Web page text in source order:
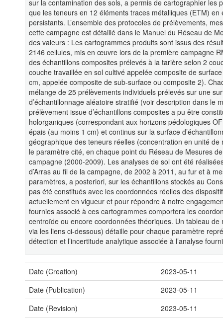
sur la contamination des sols, a permis de cartographier
que les teneurs en 12 éléments traces métalliques (ETM)
persistants. L’ensemble des protocoles de prélèvements,
cette campagne est détaillé dans le Manuel du Réseau de
des valeurs : Les cartogrammes produits sont issus des
2146 cellules, mis en œuvre lors de la première campagne
des échantillons composites prélevés à la tarière selon 2
couche travaillée en sol cultivé appelée composite de
cm, appelée composite de sub-surface ou composite 2).
mélange de 25 prélèvements individuels prélevés sur une
d’échantillonnage aléatoire stratifié (voir description dans le
prélèvement issue d’échantillons composites a pu être
holorganiques (correspondant aux horizons pédologiques
épais (au moins 1 cm) et continus sur la surface
géographique des teneurs réelles (concentration en unité
le paramètre cité, en chaque point du Réseau de Mesures
campagne (2000-2009). Les analyses de sol ont été
d’Arras au fil de la campagne, de 2002 à 2011, au fur et à
paramètres, a posteriori, sur les échantillons stockés au
pas été constitués avec les coordonnées réelles des
actuellement en vigueur et pour répondre à notre
fournies associé à ces cartogrammes comportera les
centroïde ou encore coordonnées théoriques. Un tableau
via les liens ci-dessous) détaille pour chaque paramètre
détection et l’incertitude analytique associée à l’analyse
Date (Creation)
2023-05-11
Date (Publication)
2023-05-11
Date (Revision)
2023-05-11